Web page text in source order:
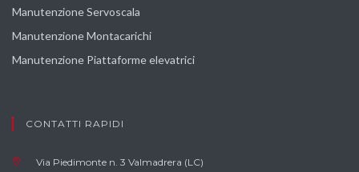
Manutenzione Servoscala
Manutenzione Montacarichi
Manutenzione Piattaforme elevatrici
CONTATTI RAPIDI
Via Piedimonte n. 3 Valmadrera (LC)